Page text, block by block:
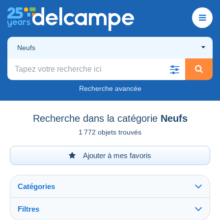
Neufs
Recherche avancée
Recherche dans la catégorie Neufs
1 772 objets trouvés
Ajouter à mes favoris
Catégories
Filtres